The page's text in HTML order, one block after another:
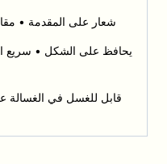
• شعار على المقدمة •